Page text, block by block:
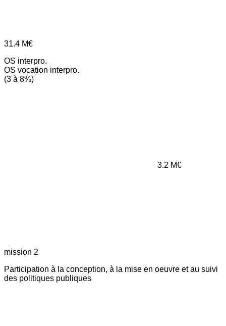
31.4 M€
OS interpro.
OS vocation interpro.
(3 à 8%)
3.2 M€
mission 2
Participation à la conception, à la mise en oeuvre et au suivi
des politiques publiques